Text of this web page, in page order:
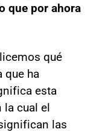
que por ahora
qué
que ha
esta
la cual el
las